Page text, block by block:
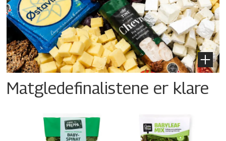
Matgledefinalistene er klare